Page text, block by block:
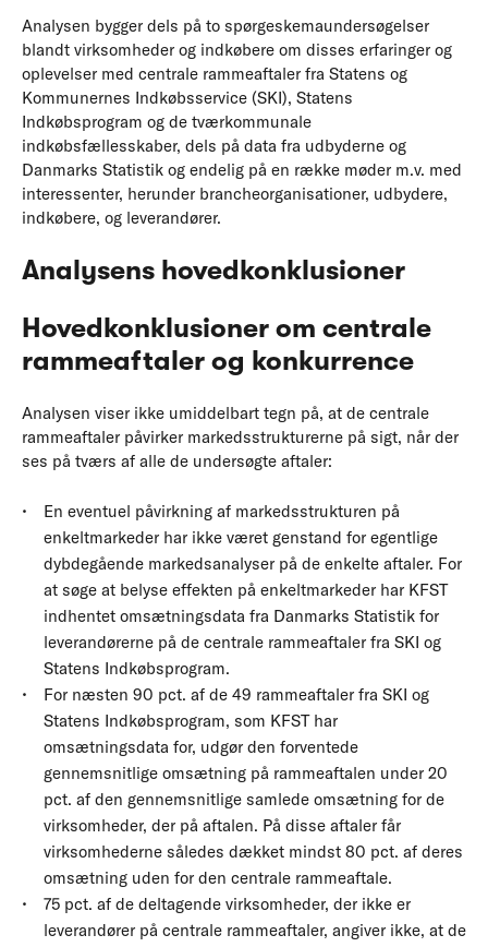
Analysen bygger dels på to spørgeskemaundersøgelser
blandt virksomheder og indkøbere om disses erfaringer og
oplevelser med centrale rammeaftaler fra Statens og
Kommunernes Indkøbsservice (SKI), Statens
Indkøbsprogram og de tværkommunale
indkøbsfællesskaber, dels på data fra udbyderne og
Danmarks Statistik og endelig på en række møder m.v. med
interessenter, herunder brancheorganisationer, udbydere,
indkøbere, og leverandører.
Analysens hovedkonklusioner
Hovedkonklusioner om centrale
rammeaftaler og konkurrence
Analysen viser ikke umiddelbart tegn på, at de centrale
rammeaftaler påvirker markedsstrukturerne på sigt, når der
ses på tværs af alle de undersøgte aftaler:
En eventuel påvirkning af markedsstrukturen på
enkeltmarkeder har ikke været genstand for egentlige
dybdegående markedsanalyser på de enkelte aftaler. For
at søge at belyse effekten på enkeltmarkeder har KFST
indhentet omsætningsdata fra Danmarks Statistik for
leverandørerne på de centrale rammeaftaler fra SKI og
Statens Indkøbsprogram.
For næsten 90 pct. af de 49 rammeaftaler fra SKI og
Statens Indkøbsprogram, som KFST har
omsætningsdata for, udgør den forventede
gennemsnitlige omsætning på rammeaftalen under 20
pct. af den gennemsnitlige samlede omsætning for de
virksomheder, der på aftalen. På disse aftaler får
virksomhederne således dækket mindst 80 pct. af deres
omsætning uden for den centrale rammeaftale.
75 pct. af de deltagende virksomheder, der ikke er
leverandører på centrale rammeaftaler, angiver ikke, at de